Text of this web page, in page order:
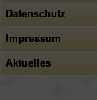
Datenschutz
Impressum
Aktuelles